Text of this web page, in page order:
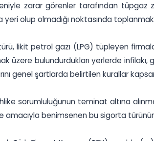
zarar görenler tarafından tüpgaz
olup olmadığı noktasında
likit petrol gazı (LPG) tüpleyen
bulundurdukları yerlerde infilakı,
genel şartlarda belirtilen kurallar
sorumluluğunun teminat altına
benimsenen bu sigorta